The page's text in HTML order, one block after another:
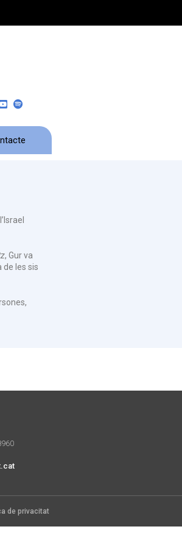
, Gur va
de les sis
de privacitat